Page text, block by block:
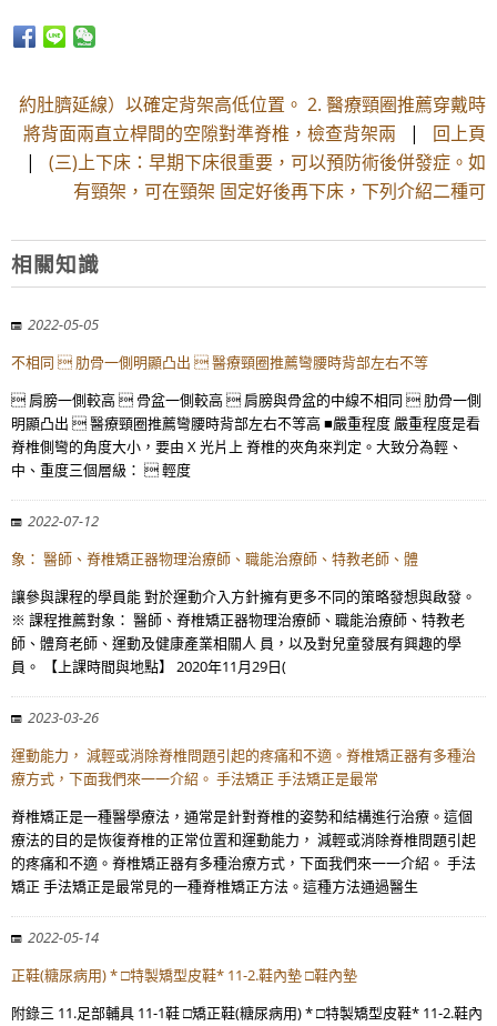
約肚臍延線）以確定背架高低位置。 2. 醫療頸圈推薦穿戴時
將背面兩直立桿間的空隙對準脊椎，檢查背架兩 | 回上頁
| (三)上下床：早期下床很重要，可以預防術後併發症。如
有頸架，可在頸架 固定好後再下床，下列介紹二種可
相關知識
2022-05-05
不相同  肋骨一側明顯凸出  醫療頸圈推薦彎腰時背部左右不等
 肩膀一側較高  骨盆一側較高  肩膀與骨盆的中線不相同  肋骨一側
明顯凸出  醫療頸圈推薦彎腰時背部左右不等高 ■嚴重程度 嚴重程度是看
脊椎側彎的角度大小，要由 X 光片上 脊椎的夾角來判定。大致分為輕、
中、重度三個層級：  輕度
2022-07-12
象： 醫師、脊椎矯正器物理治療師、職能治療師、特教老師、體
讓參與課程的學員能 對於運動介入方針擁有更多不同的策略發想與啟發。
※ 課程推薦對象： 醫師、脊椎矯正器物理治療師、職能治療師、特教老
師、體育老師、運動及健康產業相關人 員，以及對兒童發展有興趣的學
員。 【上課時間與地點】 2020年11月29日(
2023-03-26
運動能力， 減輕或消除脊椎問題引起的疼痛和不適。脊椎矯正器有多種治
療方式，下面我們來一一介紹。 手法矯正 手法矯正是最常
脊椎矯正是一種醫學療法，通常是針對脊椎的姿勢和結構進行治療。這個
療法的目的是恢復脊椎的正常位置和運動能力， 減輕或消除脊椎問題引起
的疼痛和不適。脊椎矯正器有多種治療方式，下面我們來一一介紹。 手法
矯正 手法矯正是最常見的一種脊椎矯正方法。這種方法通過醫生
2022-05-14
正鞋(糖尿病用) * □特製矯型皮鞋* 11-2.鞋內墊 □鞋內墊
附錄三 11.足部輔具 11-1鞋 □矯正鞋(糖尿病用) * □特製矯型皮鞋* 11-2.鞋內